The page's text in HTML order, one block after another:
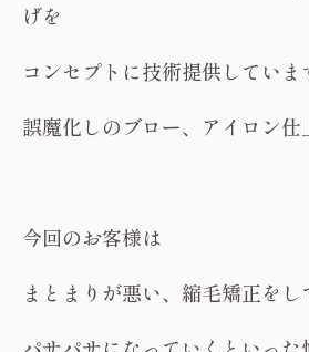
げを
コンセプトに技術提供していま
誤魔化しのブロー、アイロン仕
今回のお客様は
まとまりが悪い、縮毛矯正をし